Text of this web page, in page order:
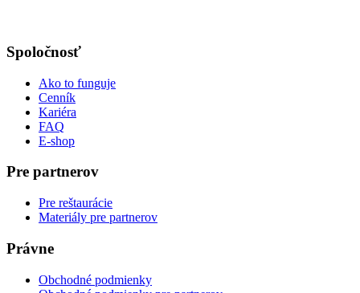
Spoločnosť
Ako to funguje
Cenník
Kariéra
FAQ
E-shop
Pre partnerov
Pre reštaurácie
Materiály pre partnerov
Právne
Obchodné podmienky